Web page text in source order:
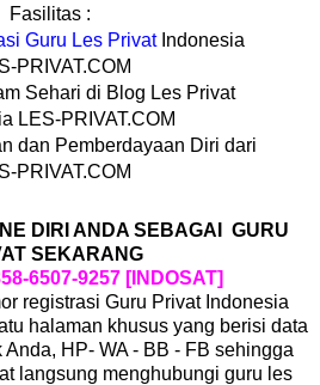
Fasilitas :
Guru Les PrivatIndonesia
PRIVAT.COM
Sehari di Blog Les Privat
LES-PRIVAT.COM
dan Pemberdayaan Diri dari
PRIVAT.COM
DIRI ANDA SEBAGAI GURU
SEKARANG
6507-9257 [INDOSAT]
registrasi Guru Privat Indonesia
halaman khusus yang berisi data
HP- WA - BB - FB sehingga
langsung menghubungi guru les